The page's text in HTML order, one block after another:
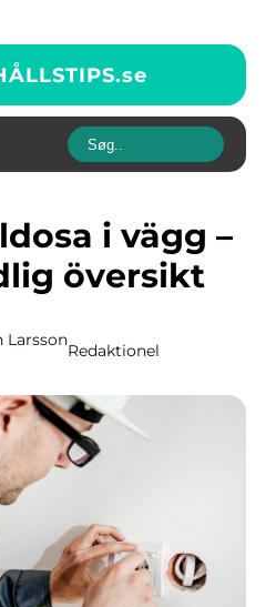
se
översikt
Larsson
Redaktionel